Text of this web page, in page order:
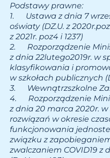
Podstawy prawne:
1. Ustawa z dnia 7
oświaty (DZ.U. z
z 2021r. poz4 i 1237)
2. Rozporządzenie
z dnia 22lutego2019r. w
klasyfikowania i
w szkołach publicznych
3.
Wewnątrzszkolne
4. Rozporządzenie
z dnia 20 marca 2020r.
rozwiązań w okresie
funkcjonowania
związku z
zwalczaniem COVID19 z